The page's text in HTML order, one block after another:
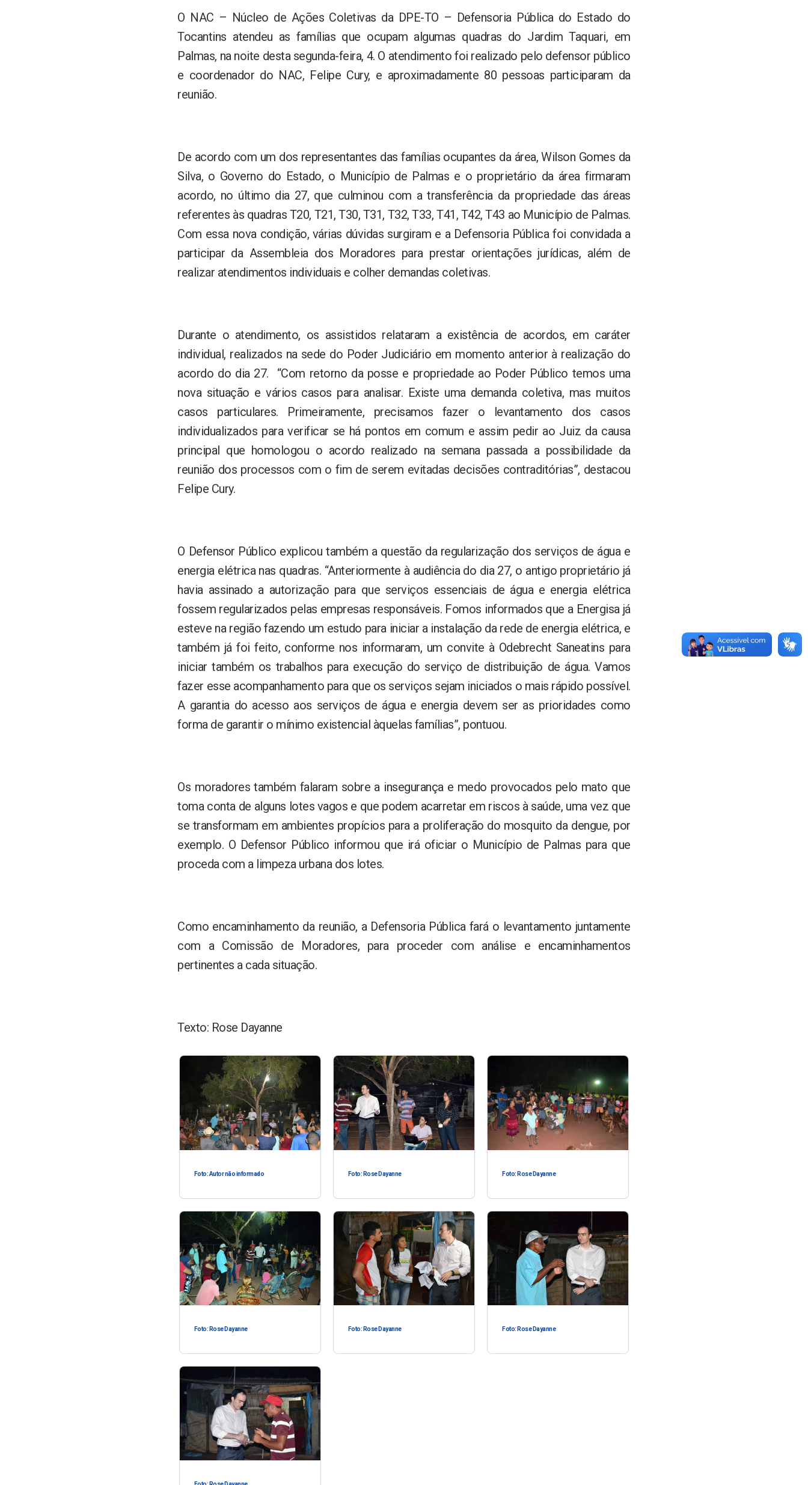
O NAC – Núcleo de Ações Coletivas da DPE-TO – Defensoria Pública do Estado do
Tocantins atendeu as famílias que ocupam algumas quadras do Jardim Taquari, em
Palmas, na noite desta segunda-feira, 4. O atendimento foi realizado pelo defensor público
e coordenador do NAC, Felipe Cury, e aproximadamente 80 pessoas participaram da
reunião.
De acordo com um dos representantes das famílias ocupantes da área, Wilson Gomes da
Silva, o Governo do Estado, o Município de Palmas e o proprietário da área firmaram
acordo, no último dia 27, que culminou com a transferência da propriedade das áreas
referentes às quadras T20, T21, T30, T31, T32, T33, T41, T42, T43 ao Município de Palmas.
Com essa nova condição, várias dúvidas surgiram e a Defensoria Pública foi convidada a
participar da Assembleia dos Moradores para prestar orientações jurídicas, além de
realizar atendimentos individuais e colher demandas coletivas.
Durante o atendimento, os assistidos relataram a existência de acordos, em caráter
individual, realizados na sede do Poder Judiciário em momento anterior à realização do
acordo do dia 27. “Com retorno da posse e propriedade ao Poder Público temos uma
nova situação e vários casos para analisar. Existe uma demanda coletiva, mas muitos
casos particulares. Primeiramente, precisamos fazer o levantamento dos casos
individualizados para verificar se há pontos em comum e assim pedir ao Juiz da causa
principal que homologou o acordo realizado na semana passada a possibilidade da
reunião dos processos com o fim de serem evitadas decisões contraditórias”, destacou
Felipe Cury.
O Defensor Público explicou também a questão da regularização dos serviços de água e
energia elétrica nas quadras. “Anteriormente à audiência do dia 27, o antigo proprietário já
havia assinado a autorização para que serviços essenciais de água e energia elétrica
fossem regularizados pelas empresas responsáveis. Fomos informados que a Energisa já
esteve na região fazendo um estudo para iniciar a instalação da rede de energia elétrica, e
também já foi feito, conforme nos informaram, um convite à Odebrecht Saneatins para
iniciar também os trabalhos para execução do serviço de distribuição de água. Vamos
fazer esse acompanhamento para que os serviços sejam iniciados o mais rápido possível.
A garantia do acesso aos serviços de água e energia devem ser as prioridades como
forma de garantir o mínimo existencial àquelas famílias”, pontuou.
Os moradores também falaram sobre a insegurança e medo provocados pelo mato que
toma conta de alguns lotes vagos e que podem acarretar em riscos à saúde, uma vez que
se transformam em ambientes propícios para a proliferação do mosquito da dengue, por
exemplo. O Defensor Público informou que irá oficiar o Município de Palmas para que
proceda com a limpeza urbana dos lotes.
Como encaminhamento da reunião, a Defensoria Pública fará o levantamento juntamente
com a Comissão de Moradores, para proceder com análise e encaminhamentos
pertinentes a cada situação.
Texto: Rose Dayanne
Foto: Autor não informado Foto: Rose Dayanne Foto: Rose Dayanne
Foto: Rose Dayanne Foto: Rose Dayanne Foto: Rose Dayanne